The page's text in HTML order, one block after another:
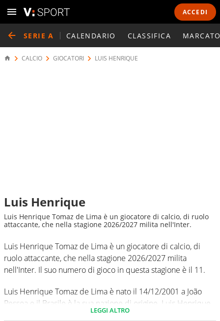
ACCEDI
SERIE A CALENDARIO CLASSIFICA
CALCIO GIOCATORI LUIS HENRIQUE
Luis Henrique
Luis Henrique Tomaz de Lima è un giocatore di calcio, di ruolo
attaccante, che nella stagione 2026/2027 milita nell'Inter.
Luis Henrique Tomaz de Lima è un giocatore di calcio, di
ruolo attaccante, che nella stagione 2026/2027 milita
nell'Inter. Il suo numero di gioco in questa stagione è il 11.
Luis Henrique Tomaz de Lima è nato il 14/12/2001 a João
Pessoa e il Brasile è la sua nazione di origine. Luis Henrique
Tomaz de Lima è alto 181 cm, ha un peso medio di 85 kg. Il
LEGGI ALTRO